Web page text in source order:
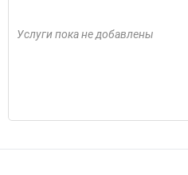
Услуги пока не добавлены